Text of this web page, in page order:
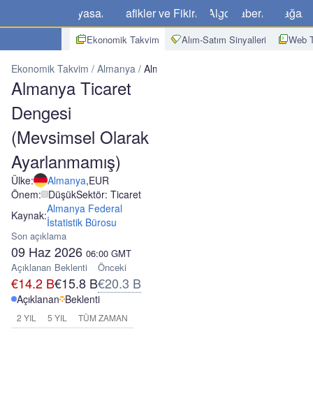
Piyasalar Grafikler ve Fikirler Algo Haberler Mağaza
Ekonomik Takvim Alım-Satım Sinyalleri Web
Ekonomik Takvim Almanya Almanya Ticaret Dengesi (Mevsimsel
Almanya Ticaret
Dengesi
(Mevsimsel Olarak
Ayarlanmamış)
Ülke: Almanya,EUR
Önem: DüşükSektör: Ticaret
Kaynak:Almanya Federal
İstatistik Bürosu
Son açıklama
09 Haz 2026 06:00 GMT
Açıklanan
€14.2 B
Beklenti
€15.8 B
Önceki
€20.3 B
Açıklanan Beklenti
2 YIL 5 YIL TÜM ZAMAN